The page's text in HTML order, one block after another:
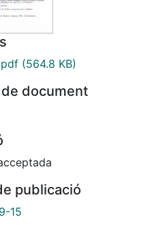
(564.8 KB)
document
publicació
15